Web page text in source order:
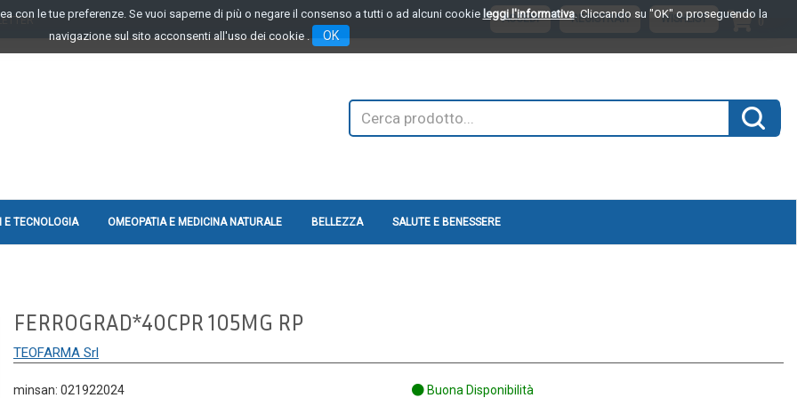
con le tue preferenze. Se vuoi saperne di più o negare il consenso a tutti o ad alcuni cookie leggi l'informativa. Cliccando su "OK" o proseguendo la
navigazione sul sito acconsenti all'uso dei cookie .
OK
ACCEDI REGISTRATI WISHLIST 0
Cerca
Prodotto
E TECNOLOGIA OMEOPATIA E MEDICINA NATURALE BELLEZZA SALUTE E BENESSERE
FERROGRAD*40CPR 105MG RP
TEOFARMA Srl
minsan: 021922024
Buona Disponibilità